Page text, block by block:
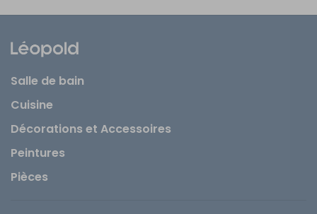
Salle de bain
Cuisine
Décorations et Accessoires
Peintures
Pièces